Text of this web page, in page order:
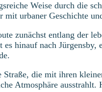
Weise durch die
urbaner Geschichte
zunächst entlang der
hinauf nach
die mit ihren
Atmosphäre ausstrahlt.